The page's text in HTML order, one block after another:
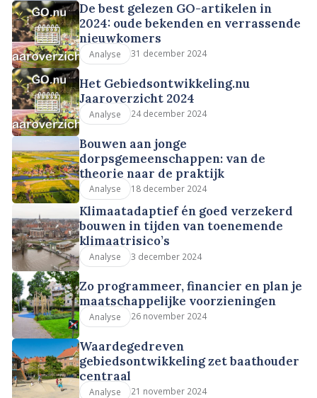
De best gelezen GO-artikelen in
2024: oude bekenden en verrassende
nieuwkomers
Analyse 31 december 2024
Het Gebiedsontwikkeling.nu
Jaaroverzicht 2024
Analyse 24 december 2024
Bouwen aan jonge
dorpsgemeenschappen: van de
theorie naar de praktijk
Analyse 18 december 2024
Klimaatadaptief én goed verzekerd
bouwen in tijden van toenemende
klimaatrisico’s
Analyse 3 december 2024
Zo programmeer, financier en plan je
maatschappelijke voorzieningen
Analyse 26 november 2024
Waardegedreven
gebiedsontwikkeling zet baathouder
centraal
Analyse 21 november 2024